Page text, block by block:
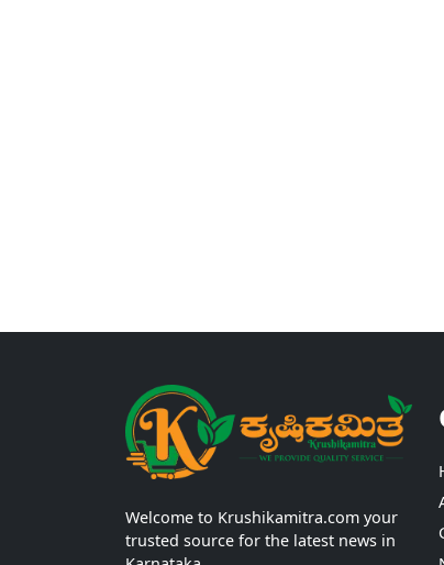
Welcome to Krushikamitra.com your
trusted source for the latest news in